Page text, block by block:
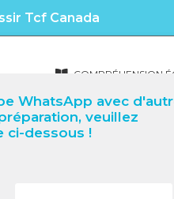
WhatsApp avec
veuillez
ci-dessous !
Tcf Canada
COMPRÉHENSION